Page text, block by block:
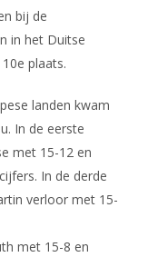
bij de
in het Duitse
plaats.
landen kwam
In de eerste
met 15-12 en
In de derde
verloor met 15-
met 15-8 en